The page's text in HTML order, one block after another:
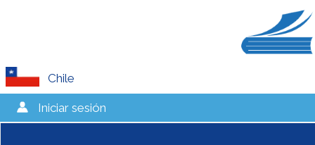
Chile
Iniciar sesión